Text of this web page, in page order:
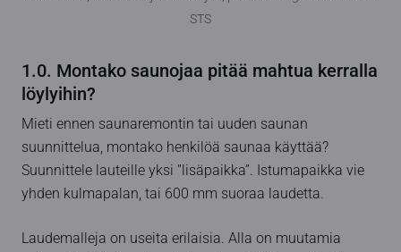
STS
1.0. Montako saunojaa pitää mahtua kerralla
löylyihin?
Mieti ennen saunaremontin tai uuden saunan
suunnittelua, montako henkilöä saunaa käyttää?
Suunnittele lauteille yksi ”lisäpaikka”. Istumapaikka vie
yhden kulmapalan, tai 600 mm suoraa laudetta.
Laudemalleja on useita erilaisia. Alla on muutamia